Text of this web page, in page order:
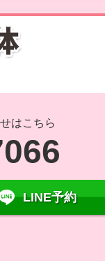
はこちら
LINE予約